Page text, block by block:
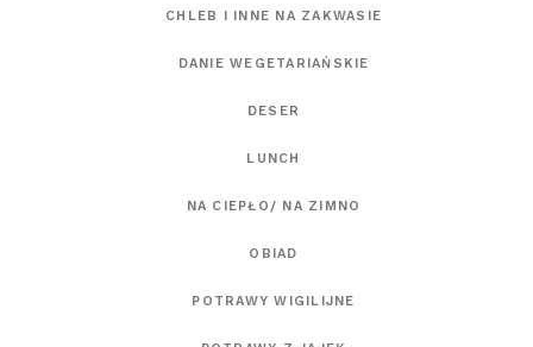
CHLEB I INNE NA ZAKWASIE
DANIE WEGETARIAŃSKIE
DESER
LUNCH
NA CIEPŁO/ NA ZIMNO
OBIAD
POTRAWY WIGILIJNE